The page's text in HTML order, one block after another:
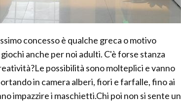
concesso è qualche greca o motivo
anche per noi adulti. C'è forse stanza
possibilità sono molteplici e vanno
in camera alberi, fiori e farfalle, fino ai
impazzire i maschietti.Chi poi non si sente un